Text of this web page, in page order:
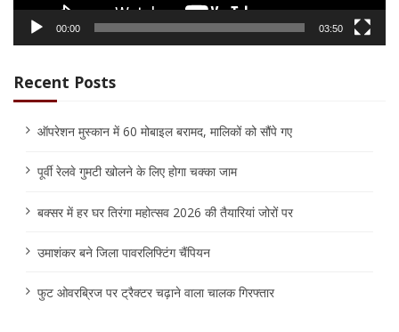
00:00 03:50
Recent Posts
ऑपरेशन मुस्कान में 60 मोबाइल बरामद, मालिकों को सौंपे गए
पूर्वी रेलवे गुमटी खोलने के लिए होगा चक्का जाम
बक्सर में हर घर तिरंगा महोत्सव 2026 की तैयारियां जोरों पर
उमाशंकर बने जिला पावरलिफ्टिंग चैंपियन
फुट ओवरब्रिज पर ट्रैक्टर चढ़ाने वाला चालक गिरफ्तार